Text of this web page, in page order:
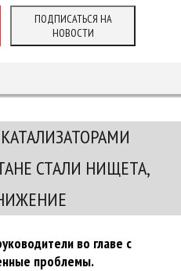
ПОДПИСАТЬСЯ НА
НОВОСТИ
СТАЛИ НИЩЕТА,
во главе с
проблемы.